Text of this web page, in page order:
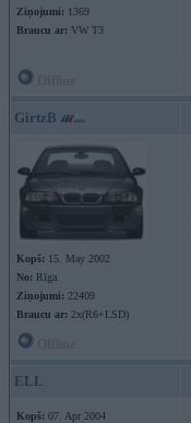
Ziņojumi: 1369
Braucu ar: VW T3
GirtzB
Kopš: 15. May 2002
No: Rīga
Ziņojumi: 22409
Braucu ar: 2x(R6+LSD)
ELL
Kopš: 07. Apr 2004